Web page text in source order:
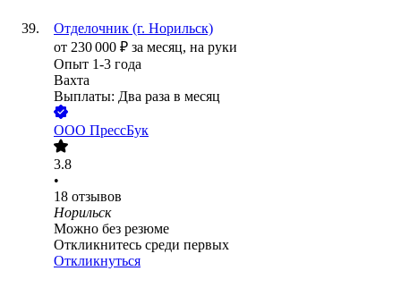
Отделочник (г. Норильск)
от 230 000 ₽ за месяц, на руки
Опыт 1-3 года
Вахта
Выплаты: Два раза в месяц
ООО ПрессБук
3.8
•
18 отзывов
Норильск
Можно без резюме
Откликнитесь среди первых
Откликнуться